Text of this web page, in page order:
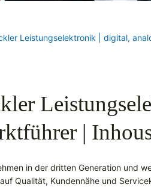
Leistungselektronik | digital,
|
in der dritten Generation und
Qualität, Kundennähe und